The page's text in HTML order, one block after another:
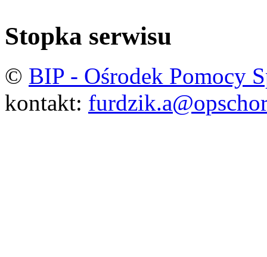
Stopka serwisu
© BIP - Ośrodek Pomocy
kontakt: